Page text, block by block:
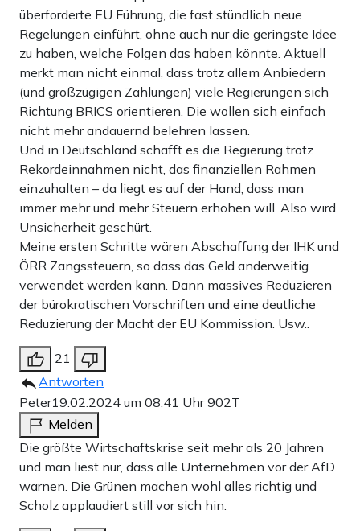
überforderte EU Führung, die fast stündlich neue
Regelungen einführt, ohne auch nur die geringste Idee
zu haben, welche Folgen das haben könnte. Aktuell
merkt man nicht einmal, dass trotz allem Anbiedern
(und großzügigen Zahlungen) viele Regierungen sich
Richtung BRICS orientieren. Die wollen sich einfach
nicht mehr andauernd belehren lassen.
Und in Deutschland schafft es die Regierung trotz
Rekordeinnahmen nicht, das finanziellen Rahmen
einzuhalten – da liegt es auf der Hand, dass man
immer mehr und mehr Steuern erhöhen will. Also wird
Unsicherheit geschürt.
Meine ersten Schritte wären Abschaffung der IHK und
ÖRR Zangssteuern, so dass das Geld anderweitig
verwendet werden kann. Dann massives Reduzieren
der bürokratischen Vorschriften und eine deutliche
Reduzierung der Macht der EU Kommission. Usw..
21
Antworten
Peter19.02.2024 um 08:41 Uhr902T
Melden
Die größte Wirtschaftskrise seit mehr als 20 Jahren
und man liest nur, dass alle Unternehmen vor der AfD
warnen. Die Grünen machen wohl alles richtig und
Scholz applaudiert still vor sich hin.